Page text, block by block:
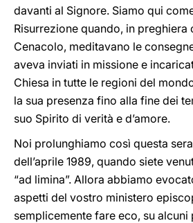
davanti al Signore. Siamo qui
Risurrezione quando, in preghiera
Cenacolo, meditavano le
aveva inviati in missione e
Chiesa in tutte le regioni del
la sua presenza fino alla fine dei
suo Spirito di verità e d’amore.
Noi prolunghiamo così questa
dell’aprile 1989, quando siete
“ad limina”. Allora abbiamo
aspetti del vostro ministero
semplicemente fare eco, su